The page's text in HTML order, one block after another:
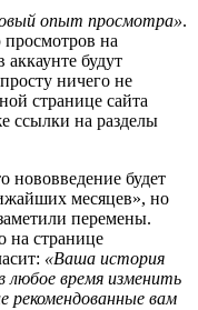
опыт просмотра».
просмотров на
аккаунте будут
ничего не
странице сайта
ссылки на разделы
нововведение будет
месяцев», но
перемены.
на странице
«Ваша история
время изменить
рекомендованные вам